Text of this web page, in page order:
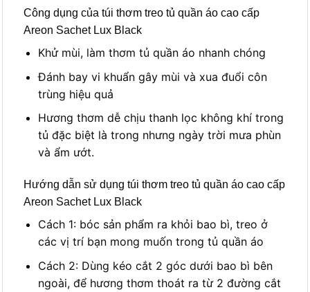
Công dụng của túi thơm treo tủ quần áo cao cấp
Areon Sachet Lux Black
Khử mùi, làm thơm tủ quần áo nhanh chóng
Đánh bay vi khuẩn gây mùi và xua đuổi côn
trùng hiệu quả
Hương thơm dễ chịu thanh lọc không khí trong
tủ đặc biệt là trong nhưng ngày trời mưa phùn
và ẩm ướt.
Hướng dẫn sử dụng túi thơm treo tủ quần áo cao cấp
Areon Sachet Lux Black
Cách 1: bóc sản phẩm ra khỏi bao bì, treo ở
các vị trí bạn mong muốn trong tủ quần áo
Cách 2: Dùng kéo cắt 2 góc dưới bao bì bên
ngoài, để hương thơm thoát ra từ 2 đường cắt